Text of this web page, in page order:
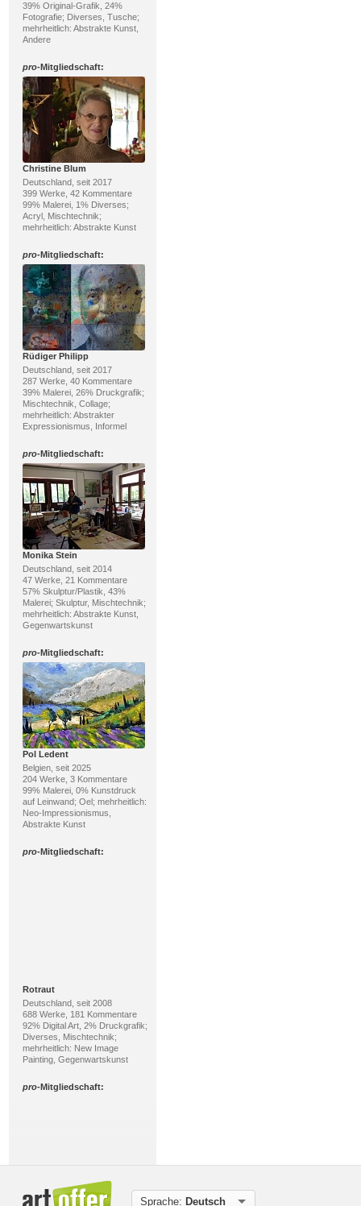
39% Original-Grafik, 24%
Fotografie; Diverses, Tusche;
mehrheitlich: Abstrakte Kunst,
Andere
pro-Mitgliedschaft:
Christine Blum
Deutschland, seit 2017
399 Werke, 42 Kommentare
99% Malerei, 1% Diverses;
Acryl, Mischtechnik;
mehrheitlich: Abstrakte Kunst
pro-Mitgliedschaft:
Rüdiger Philipp
Deutschland, seit 2017
287 Werke, 40 Kommentare
39% Malerei, 26% Druckgrafik;
Mischtechnik, Collage;
mehrheitlich: Abstrakter
Expressionismus, Informel
pro-Mitgliedschaft:
Monika Stein
Deutschland, seit 2014
47 Werke, 21 Kommentare
57% Skulptur/Plastik, 43%
Malerei; Skulptur, Mischtechnik;
mehrheitlich: Abstrakte Kunst,
Gegenwartskunst
pro-Mitgliedschaft:
Pol Ledent
Belgien, seit 2025
204 Werke, 3 Kommentare
99% Malerei, 0% Kunstdruck
auf Leinwand; Oel; mehrheitlich:
Neo-Impressionismus,
Abstrakte Kunst
pro-Mitgliedschaft:
Rotraut
Deutschland, seit 2008
688 Werke, 181 Kommentare
92% Digital Art, 2% Druckgrafik;
Diverses, Mischtechnik;
mehrheitlich: New Image
Painting, Gegenwartskunst
pro-Mitgliedschaft:
Sprache: Deutsch